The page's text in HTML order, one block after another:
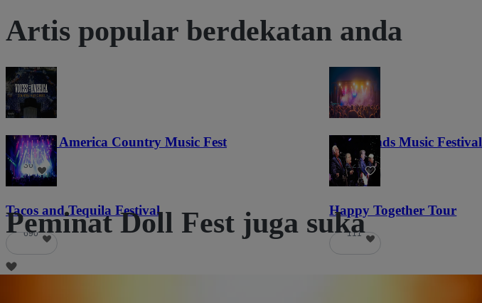
Artis popular berdekatan anda
Voices of America Country Music Fest
36
Lost Lands Music Festival
121
Tacos and Tequila Festival
690
Happy Together Tour
111
Peminat Doll Fest juga suka